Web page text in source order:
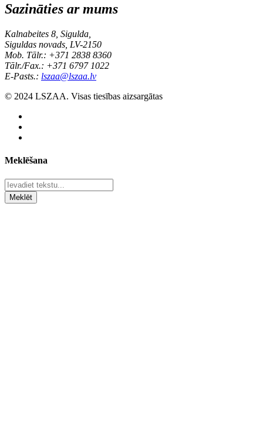
Sazināties ar mums
Kalnabeites 8, Sigulda,
Siguldas novads, LV-2150
Mob. Tālr.: +371 2838 8360
Tālr./Fax.: +371 6797 1022
E-Pasts.: lszaa@lszaa.lv
© 2024 LSZAA. Visas tiesības aizsargātas
Meklēšana
Meklēt